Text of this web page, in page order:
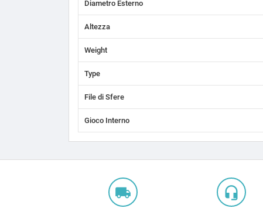
Diametro Esterno
Altezza
Weight
Type
File di Sfere
Gioco Interno
local_shipping headset_mic